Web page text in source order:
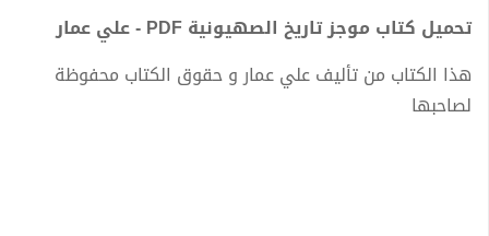
تحميل كتاب موجز تاريخ الصهيونية PDF - علي عمار
هذا الكتاب من تأليف علي عمار و حقوق الكتاب محفوظة
لصاحبها